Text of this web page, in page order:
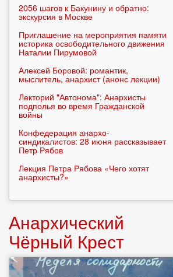
2056 шагов к Бакунину и обратно:
экскурсия в Москве
Приглашение на мероприятия памяти
историка освободительного движения
Наталии Пирумовой
Алексей Боровой: романтик,
мыслитель, анархист (анонс лекции)
Лекторий "Автонома": Анархисты
подполья во время Гражданской
войны
Конфедерация анархо-
синдикалистов: 28 июня рассказывает
Петр Рябов
Лекция Петра Рябова «Чего хотят
анархисты?»
Анархический
Чёрный Крест